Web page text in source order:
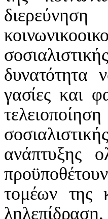
δυνατότητα
γασίες και
ανάπτυξης
τομέων της